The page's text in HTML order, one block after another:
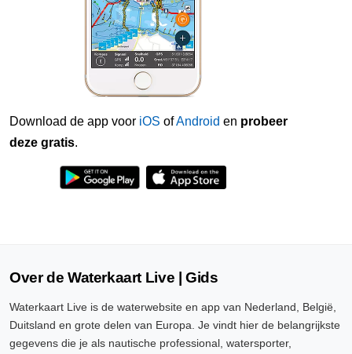
Download de app voor iOS ofAndroid en probeer
deze gratis.
Over de Waterkaart Live | Gids
Waterkaart Live is de waterwebsite en app van Nederland, België,
Duitsland en grote delen van Europa. Je vindt hier de belangrijkste
gegevens die je als nautische professional, watersporter,